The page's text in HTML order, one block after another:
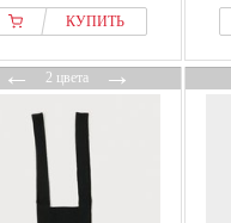
КУПИТЬ
←2 цвета→